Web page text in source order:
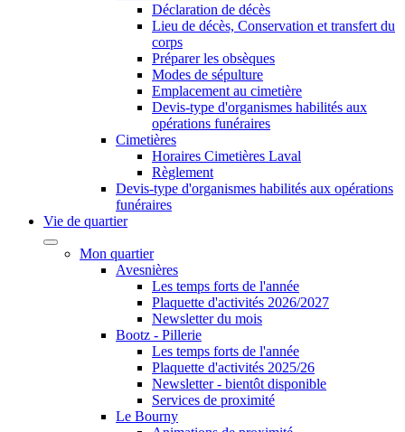
Déclaration de décès
Lieu de décès, Conservation et transfert du
corps
Préparer les obsèques
Modes de sépulture
Emplacement au cimetière
Devis-type d'organismes habilités aux
opérations funéraires
Cimetières
Horaires Cimetières Laval
Règlement
Devis-type d'organismes habilités aux opérations
funéraires
Vie de quartier
Mon quartier
Avesnières
Les temps forts de l'année
Plaquette d'activités 2026/2027
Newsletter du mois
Bootz - Pillerie
Les temps forts de l'année
Plaquette d'activités 2025/26
Newsletter - bientôt disponible
Services de proximité
Le Bourny